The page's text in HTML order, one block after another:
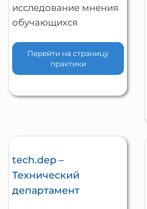
исследование мнения
обучающихся
Перейти на страницу
практики
tech.dep –
Технический
департамент